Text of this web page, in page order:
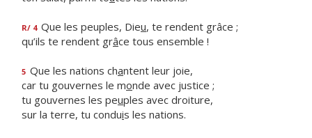
R/ 4 Que les peuples, Dieu, te rendent grâce ;
qu’ils te rendent grâce tous ensemble !
5 Que les nations chantent leur joie,
car tu gouvernes le monde avec justice ;
tu gouvernes les peuples avec droiture,
sur la terre, tu conduis les nations.